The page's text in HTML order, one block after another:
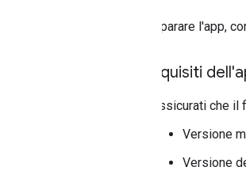
Per preparare l'app,
Prerequisiti
Assicurati che
Versione
Versione